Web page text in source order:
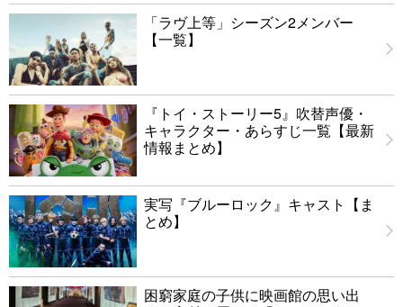
「ラヴ上等」シーズン2メンバー
【一覧】
『トイ・ストーリー5』吹替声優・
キャラクター・あらすじ一覧【最新
情報まとめ】
実写『ブルーロック』キャスト【ま
とめ】
困窮家庭の子供に映画館の思い出